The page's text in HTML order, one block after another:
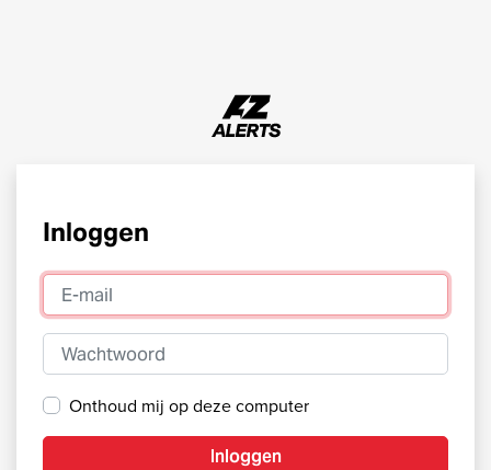
Inloggen
E-mail
Wachtwoord
Onthoud mij op deze computer
Inloggen